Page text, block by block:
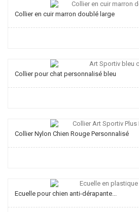
Collier en cuir marron doublé large
Collier pour chat personnalisé bleu
Collier Nylon Chien Rouge Personnalisé
Ecuelle pour chien anti-dérapante...